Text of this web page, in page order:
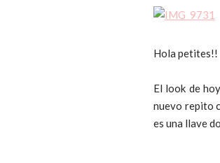
Hola petites!!
El look de
nuevo repito
es una llave